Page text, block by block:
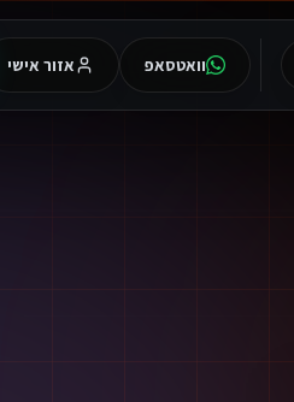
וואטסאפ אזור אישי